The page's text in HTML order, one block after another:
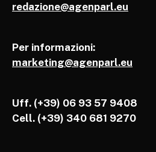
redazione@agenparl.eu
Per informazioni:
marketing@agenparl.eu
Uff. (+39) 06 93 57 9408
Cell. (+39) 340 681 9270